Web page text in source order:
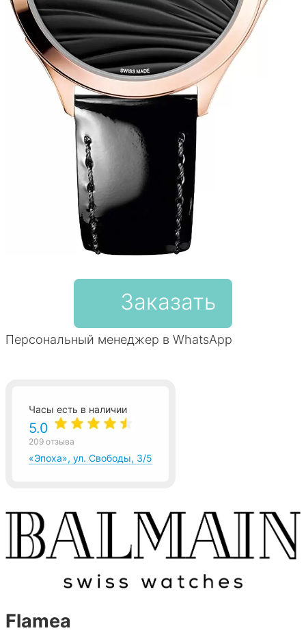
Заказать
Персональный менеджер в WhatsApp
Часы есть в наличии
5.0
209 отзыва
«Эпоха», ул. Свободы, 3/5
Flamea